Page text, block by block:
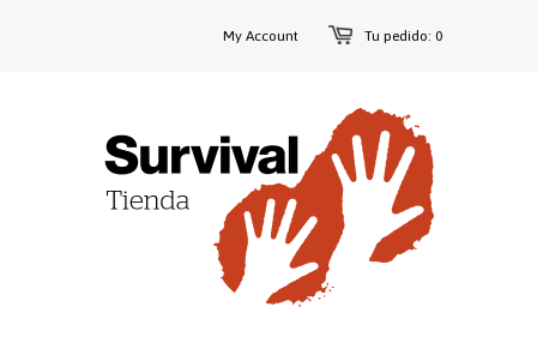
Tu pedido: 0
My Account